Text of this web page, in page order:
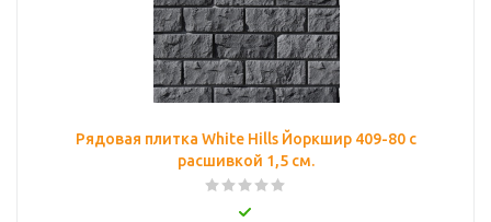
Рядовая плитка White Hills Йоркшир 409-80 с
расшивкой 1,5 см.